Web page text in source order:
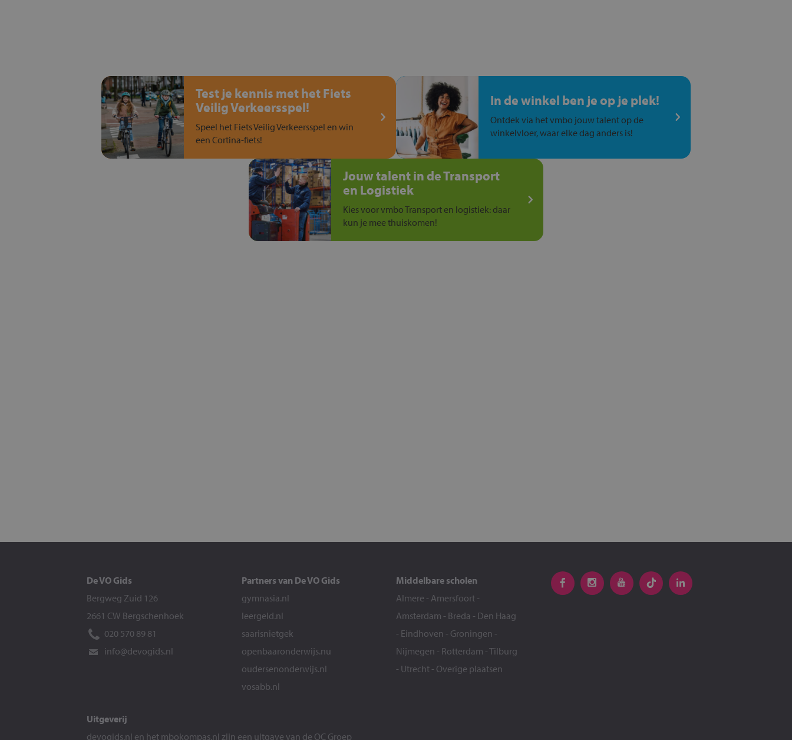
Test je kennis met het Fiets
Veilig Verkeersspel!
Speel het Fiets Veilig Verkeersspel en win
een Cortina-fiets!
In de winkel ben je op je plek!
Ontdek via het vmbo jouw talent op de
winkelvloer, waar elke dag anders is!
Jouw talent in de Transport
en Logistiek
Kies voor vmbo Transport en logistiek: daar
kun je mee thuiskomen!
De VO Gids
Bergweg Zuid 126
2661 CW Bergschenhoek
020 570 89 81
info@devogids.nl
Partners van De VO Gids
gymnasia.nl
leergeld.nl
saarisnietgek
openbaaronderwijs.nu
oudersenonderwijs.nl
vosabb.nl
Middelbare scholen
Almere - Amersfoort -
Amsterdam - Breda - Den Haag
- Eindhoven - Groningen -
Nijmegen - Rotterdam -Tilburg
- Utrecht - Overige plaatsen
Uitgeverij
devogids.nl en het mbokompas.nl zijn een uitgave van de OC Groep